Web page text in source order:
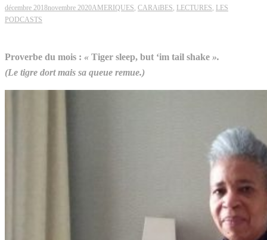
décembre 2018novembre 2020AMERIQUES, CARAïBES, LECTURES, LES
PODCASTS
Proverbe du mois : « Tiger sleep, but ‘im tail shake ».
(Le tigre dort mais sa queue remue.)